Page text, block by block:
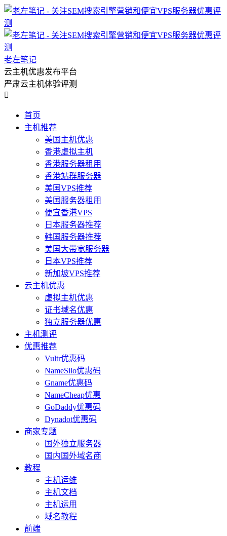
老左笔记
云主机优惠发布平台
严肃云主机体验评测

首页
主机推荐
美国主机优惠
香港虚拟主机
香港服务器租用
香港站群服务器
美国VPS推荐
美国服务器租用
便宜香港VPS
日本服务器推荐
韩国服务器推荐
美国大带宽服务器
日本VPS推荐
新加坡VPS推荐
云主机优惠
虚拟主机优惠
证书域名优惠
独立服务器优惠
主机测评
优惠推荐
Vultr优惠码
NameSilo优惠码
Gname优惠码
NameCheap优惠
GoDaddy优惠码
Dynadot优惠码
商家专题
国外独立服务器
国内国外域名商
教程
主机运维
主机文档
主机运用
域名教程
前端